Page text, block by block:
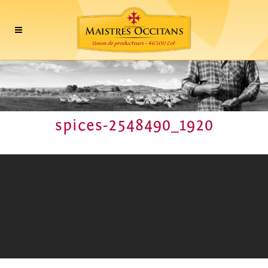
spices-2548490_1920